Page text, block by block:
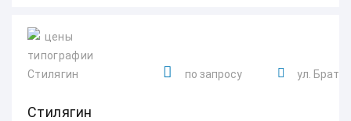
Стилягин
по запросу ул.